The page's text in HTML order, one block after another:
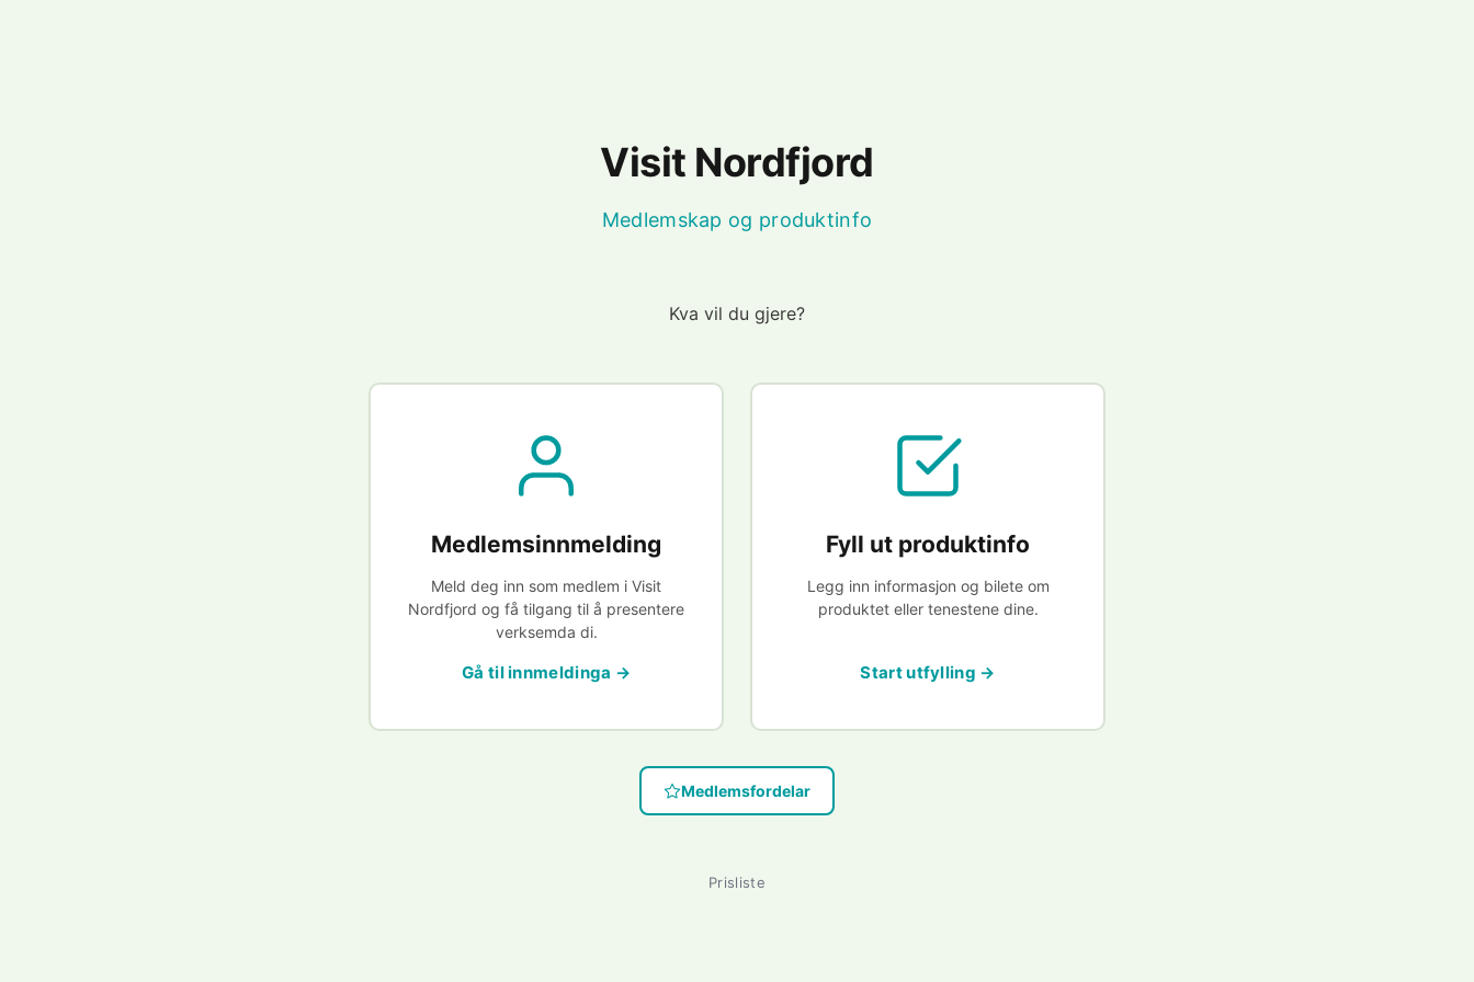
Visit Nordfjord
Medlemskap og produktinfo
Kva vil du gjere?
Medlemsinnmelding
Meld deg inn som medlem i Visit
Nordfjord og få tilgang til å presentere
verksemda di.
Gå til innmeldinga →
Fyll ut produktinfo
Legg inn informasjon og bilete om
produktet eller tenestene dine.
Start utfylling →
Medlemsfordelar
Prisliste